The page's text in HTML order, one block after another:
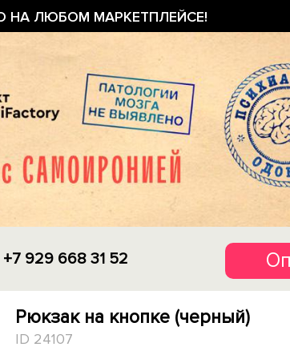
НА ЛЮБОМ МАРКЕТПЛЕЙСЕ!
+7 929 668 31 52
Рюкзак на кнопке (черный)
ID 24107